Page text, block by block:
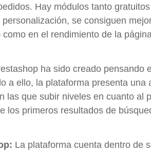
Hay módulos tanto
se consiguen
en el rendimiento de la
ha sido creado pensando
a ello, la plataforma presenta una
las que subir niveles en cuanto al
los primeros resultados de
La plataforma cuenta dentro de